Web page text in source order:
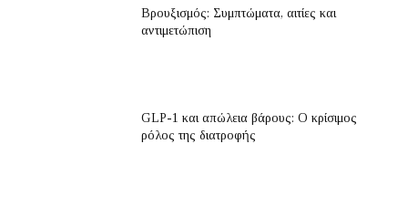
Βρουξισμός: Συμπτώματα, αιτίες και
αντιμετώπιση
GLP-1 και απώλεια βάρους: Ο κρίσιμος
ρόλος της διατροφής